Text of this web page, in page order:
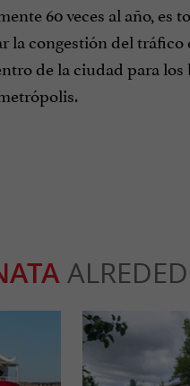
60 veces al año,
la congestión del
de la ciudad para